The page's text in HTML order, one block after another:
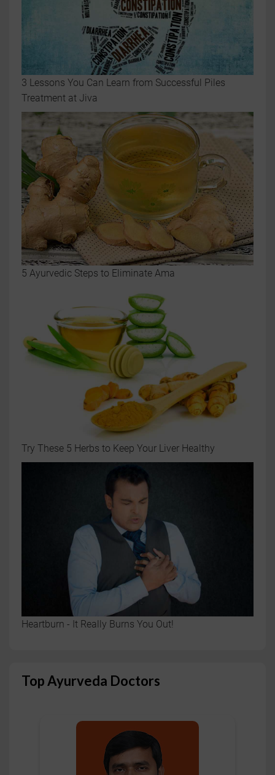
3 Lessons You Can Learn from Successful Piles
Treatment at Jiva
5 Ayurvedic Steps to Eliminate Ama
Try These 5 Herbs to Keep Your Liver Healthy
Heartburn - It Really Burns You Out!
Top Ayurveda Doctors